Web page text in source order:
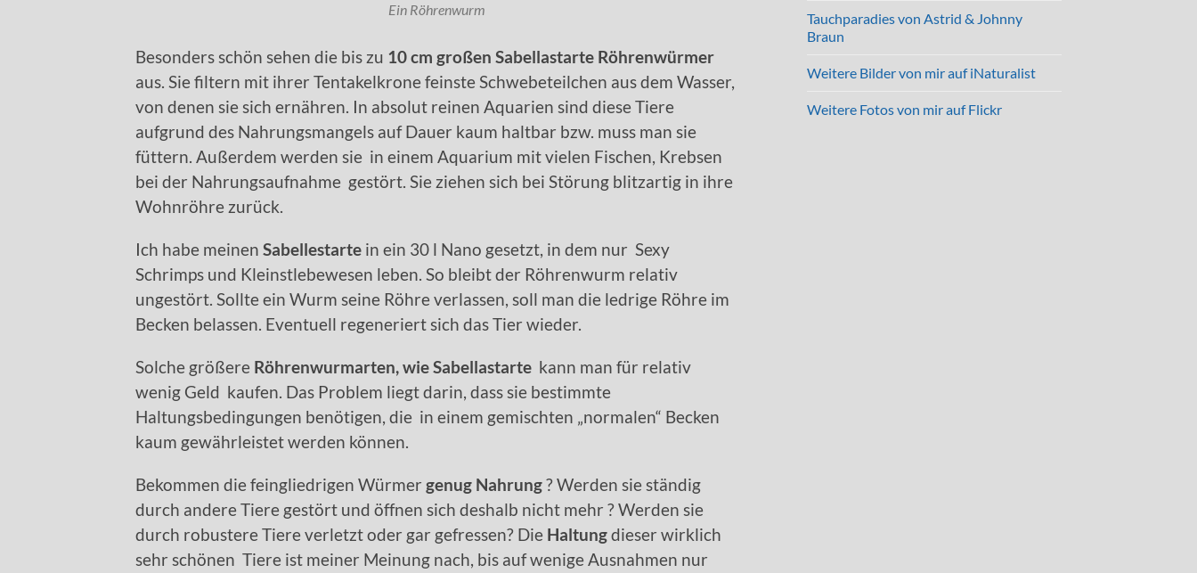
Ein Röhrenwurm
Besonders schön sehen die bis zu 10 cm großen Sabellastarte Röhrenwürmer
aus. Sie filtern mit ihrer Tentakelkrone feinste Schwebeteilchen aus dem Wasser,
von denen sie sich ernähren. In absolut reinen Aquarien sind diese Tiere
aufgrund des Nahrungsmangels auf Dauer kaum haltbar bzw. muss man sie
füttern. Außerdem werden sie in einem Aquarium mit vielen Fischen, Krebsen
bei der Nahrungsaufnahme gestört. Sie ziehen sich bei Störung blitzartig in ihre
Wohnröhre zurück.
Ich habe meinen Sabellestarte in ein 30 l Nano gesetzt, in dem nur Sexy
Schrimps und Kleinstlebewesen leben. So bleibt der Röhrenwurm relativ
ungestört. Sollte ein Wurm seine Röhre verlassen, soll man die ledrige Röhre im
Becken belassen. Eventuell regeneriert sich das Tier wieder.
Solche größere Röhrenwurmarten, wie Sabellastarte kann man für relativ
wenig Geld kaufen. Das Problem liegt darin, dass sie bestimmte
Haltungsbedingungen benötigen, die in einem gemischten „normalen“ Becken
kaum gewährleistet werden können.
Bekommen die feingliedrigen Würmer genug Nahrung? Werden sie ständig
durch andere Tiere gestört und öffnen sich deshalb nicht mehr ? Werden sie
durch robustere Tiere verletzt oder gar gefressen? Die Haltungdieser wirklich
sehr schönen Tiere ist meiner Meinung nach, bis auf wenige Ausnahmen nur
Tauchparadies von Astrid & Johnny
Braun
Weitere Bilder von mir auf iNaturalist
Weitere Fotos von mir auf Flickr